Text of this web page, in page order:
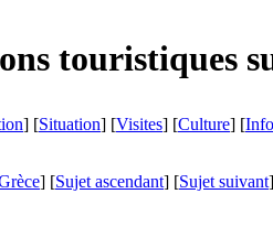
touristiques
] [Situation] [Visites] [Culture] [
] [Sujet ascendant] [Sujet suivant]